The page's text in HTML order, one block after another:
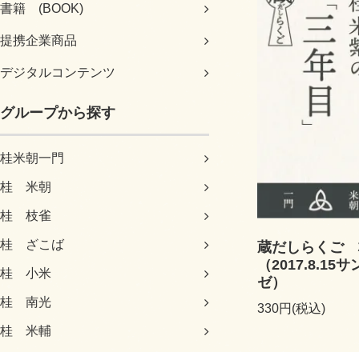
書籍 (BOOK)
提携企業商品
デジタルコンテンツ
グループから探す
桂米朝一門
桂 米朝
桂 枝雀
桂 ざこば
桂 小米
桂 南光
桂 米輔
蔵だしらくご
（2017.8.15
ゼ）
330円(税込)